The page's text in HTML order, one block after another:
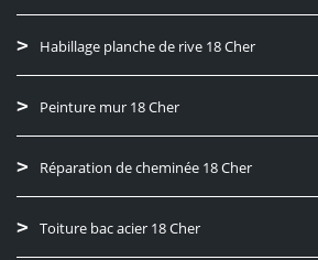
Habillage planche de rive 18 Cher
Peinture mur 18 Cher
Réparation de cheminée 18 Cher
Toiture bac acier 18 Cher